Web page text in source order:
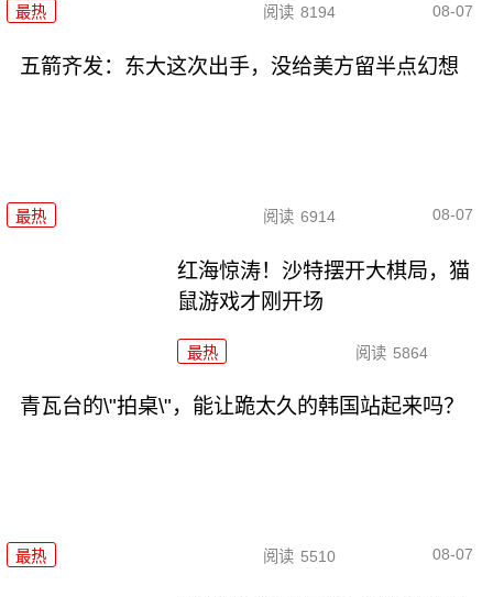
最热 阅读 8194 08-07
五箭齐发：东大这次出手，没给美方留半点幻想
最热 阅读 6914 08-07
红海惊涛！沙特摆开大棋局，猫
鼠游戏才刚开场
最热 阅读 5864
青瓦台的\"拍桌\"，能让跪太久的韩国站起来吗？
最热 阅读 5510 08-07